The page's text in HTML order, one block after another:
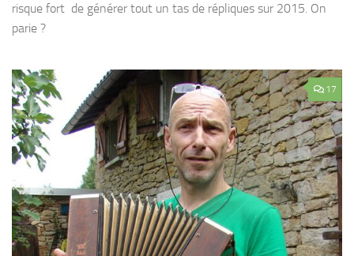
risque fort de générer tout un tas de répliques sur 2015. On
parie ?
17